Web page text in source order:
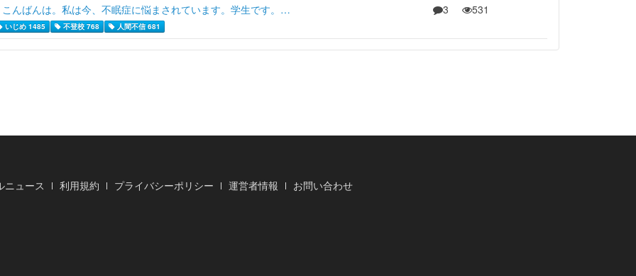
んばんは。私は今、不眠症に悩まされています。学生です。…
いじめ 1485 不登校 768 人間不信 681
3 531
ニュース 利用規約 プライバシーポリシー 運営者情報 お問い合わせ